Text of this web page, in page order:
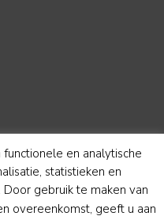
en analytische
statistieken en
gebruik te maken van
overeenkomst, geeft u aan